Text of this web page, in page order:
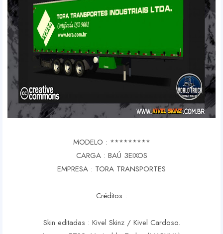
MODELO : *********
CARGA : BAÚ 3EIXOS
EMPRESA : TORA TRANSPORTES
Créditos :
Skin editadas : Kivel Skinz / Kivel Cardoso.